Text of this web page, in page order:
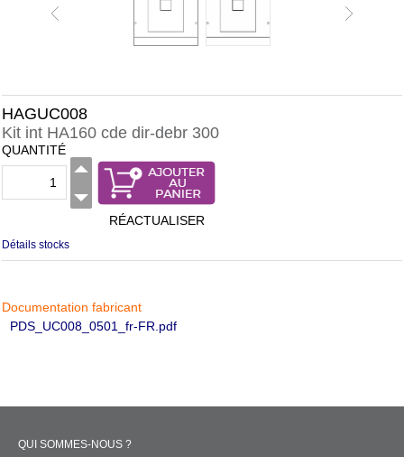
HAGUC008
Kit int HA160 cde dir-debr 300
QUANTITÉ
RÉACTUALISER
Détails stocks
Documentation fabricant
PDS_UC008_0501_fr-FR.pdf
QUI SOMMES-NOUS ?